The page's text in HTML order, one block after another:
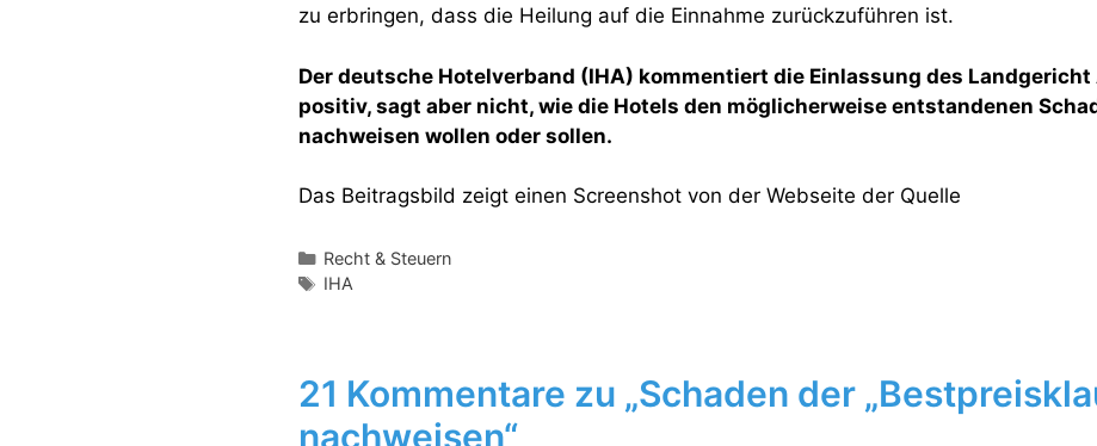
zu erbringen, dass die Heilung auf die Einnahme zurückzuführen ist.
Der deutsche Hotelverband (IHA) kommentiert die Einlassung des
positiv, sagt aber nicht, wie die Hotels den möglicherweise entstandenen
nachweisen wollen oder sollen.
Das Beitragsbild zeigt einen Screenshot von der Webseite der Quelle
Kategorien
Recht & Steuern
Schlagwörter
IHA
21 Kommentare zu „Schaden der
nachweisen“